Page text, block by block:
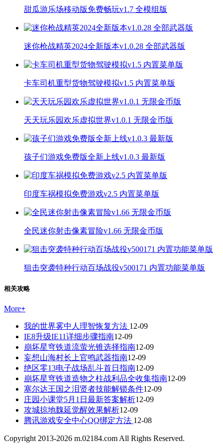
甜瓜游乐场移动版免费畅玩v1.7 全模组版
迷你枪战精英2024全新版本v1.0.28 全部武器版
卡车司机重型货物驾驶模拟v1.5 内置菜单版
天天玩乐园欢乐虚拟世界v1.0.1 无限金币版
孩子们游戏免费版全新上线v1.0.3 最新版
印度车祸模拟免费游戏v2.5 内置菜单版
全民迷你射击像素冒险v1.66 无限金币版
狙击突袭特种行动百场战役v500171 内置功能菜单版
相关攻略
More+
我的世界雾中人理智恢复方法 12-09
IE8升级IE11详细步骤指南12-09
崩坏星穹铁道流萤光锥选择指南12-09
妄想山海村长上官鸣武器指南12-09
绝区零13电子战场乱斗首日指南12-09
崩坏星穹铁道造物之柱战利品全收集指南12-09
塞尔达王国之泪贤者技能解锁条件12-09
庄园小课堂5月1日最新答案解析12-09
攻城掠地魏延觉醒效果解析12-09
腾讯游戏安全中心QQ绑定方法 12-08
Copyright 2013-2026 m.02184.com All Rights Reserved.